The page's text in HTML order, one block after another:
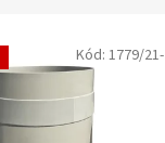
Kód: 1779/21-